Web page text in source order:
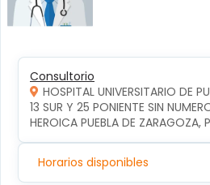
Consultorio
HOSPITAL UNIVERSITARIO DE
13 SUR Y 25 PONIENTE SIN
HEROICA PUEBLA DE ZARAGOZA,
Horarios disponibles